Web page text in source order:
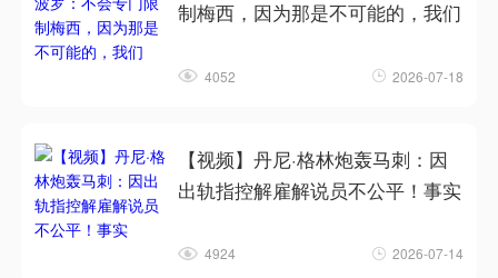
制梅西，因为那是不可能的，我们
4052 2026-07-18
【视频】丹尼·格林炮轰马刺：因
出轨指控解雇解说员不公平！事实
4924 2026-07-14